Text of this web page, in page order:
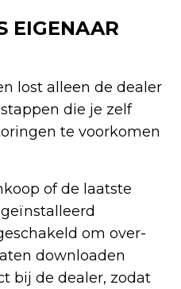
EIGENAAR
lost alleen de dealer
die je zelf
te voorkomen
of de laatste
om over-
downloaden
bij de dealer, zodat